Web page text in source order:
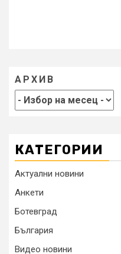
АРХИВ
КАТЕГОРИИ
Актуални новини
Анкети
Ботевград
България
Видео новини